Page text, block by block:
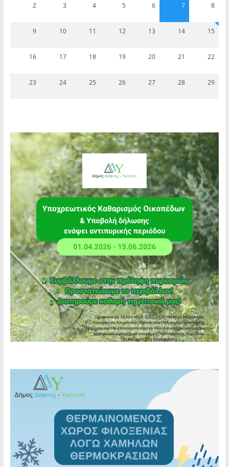
2 3 4 5 6 7 8
9 10 11 12 13 14 15
16 17 18 19 20 21 22
23 24 25 26 27 28 29